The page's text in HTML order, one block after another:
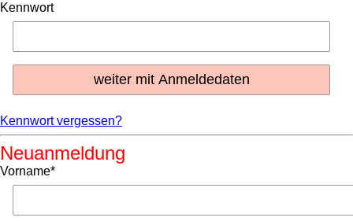
Kennwort
Kennwort vergessen?
Neuanmeldung
Vorname*